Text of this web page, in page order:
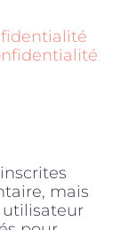
mais
utilisateur